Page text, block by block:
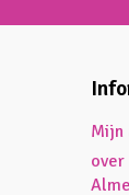
Mijn